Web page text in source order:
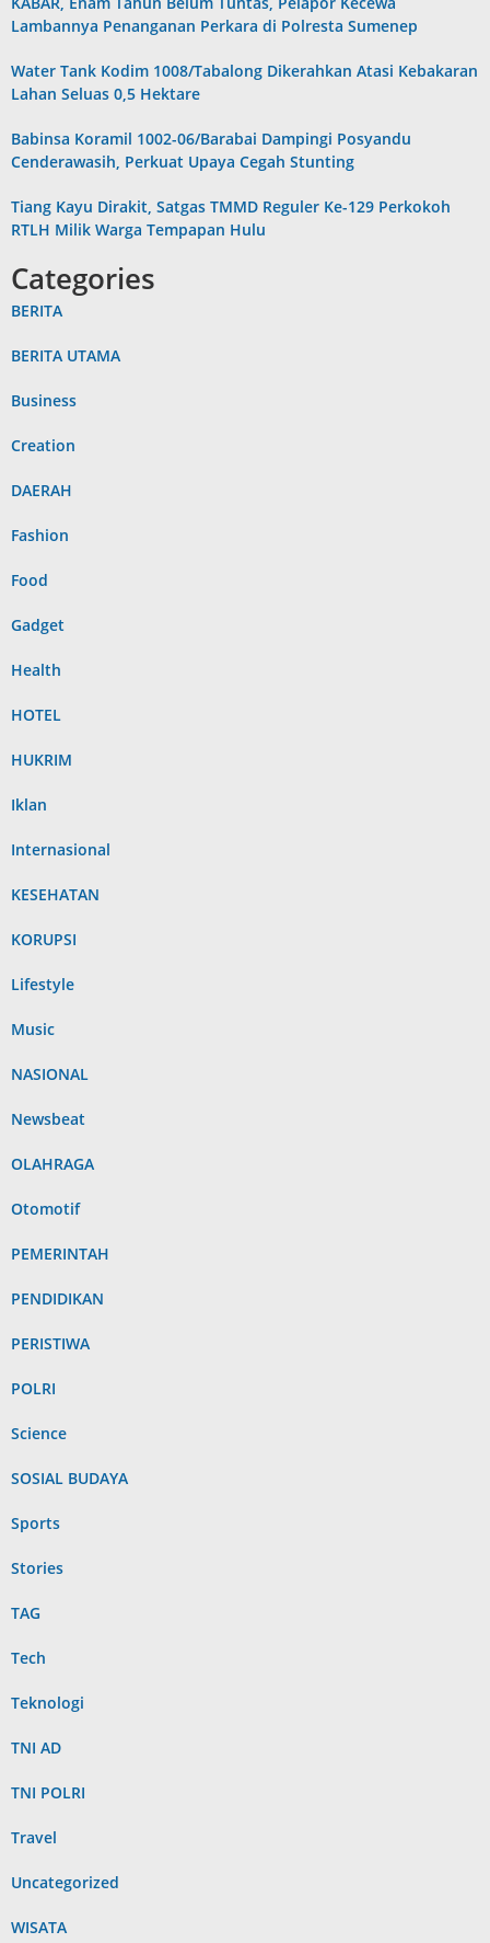
Lambannya Penanganan Perkara di Polresta Sumenep
Water Tank Kodim 1008/Tabalong Dikerahkan Atasi Kebakaran
Lahan Seluas 0,5 Hektare
Babinsa Koramil 1002-06/Barabai Dampingi Posyandu
Cenderawasih, Perkuat Upaya Cegah Stunting
Tiang Kayu Dirakit, Satgas TMMD Reguler Ke-129 Perkokoh
RTLH Milik Warga Tempapan Hulu
Categories
BERITA
BERITA UTAMA
Business
Creation
DAERAH
Fashion
Food
Gadget
Health
HOTEL
HUKRIM
Iklan
Internasional
KESEHATAN
KORUPSI
Lifestyle
Music
NASIONAL
Newsbeat
OLAHRAGA
Otomotif
PEMERINTAH
PENDIDIKAN
PERISTIWA
POLRI
Science
SOSIAL BUDAYA
Sports
Stories
TAG
Tech
Teknologi
TNI AD
TNI POLRI
Travel
Uncategorized
WISATA